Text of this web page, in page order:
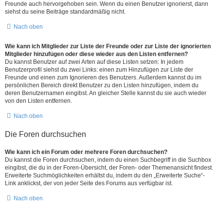
Freunde auch hervorgehoben sein. Wenn du einen Benutzer ignorierst, dann
siehst du seine Beiträge standardmäßig nicht.
Nach oben
Wie kann ich Mitglieder zur Liste der Freunde oder zur Liste der ignorierten
Mitglieder hinzufügen oder diese wieder aus den Listen entfernen?
Du kannst Benutzer auf zwei Arten auf diese Listen setzen: In jedem
Benutzerprofil siehst du zwei Links: einen zum Hinzufügen zur Liste der
Freunde und einen zum Ignorieren des Benutzers. Außerdem kannst du im
persönlichen Bereich direkt Benutzer zu den Listen hinzufügen, indem du
deren Benutzernamen eingibst. An gleicher Stelle kannst du sie auch wieder
von den Listen entfernen.
Nach oben
Die Foren durchsuchen
Wie kann ich ein Forum oder mehrere Foren durchsuchen?
Du kannst die Foren durchsuchen, indem du einen Suchbegriff in die Suchbox
eingibst, die du in der Foren-Übersicht, der Foren- oder Themenansicht findest.
Erweiterte Suchmöglichkeiten erhältst du, indem du den „Erweiterte Suche“-
Link anklickst, der von jeder Seite des Forums aus verfügbar ist.
Nach oben